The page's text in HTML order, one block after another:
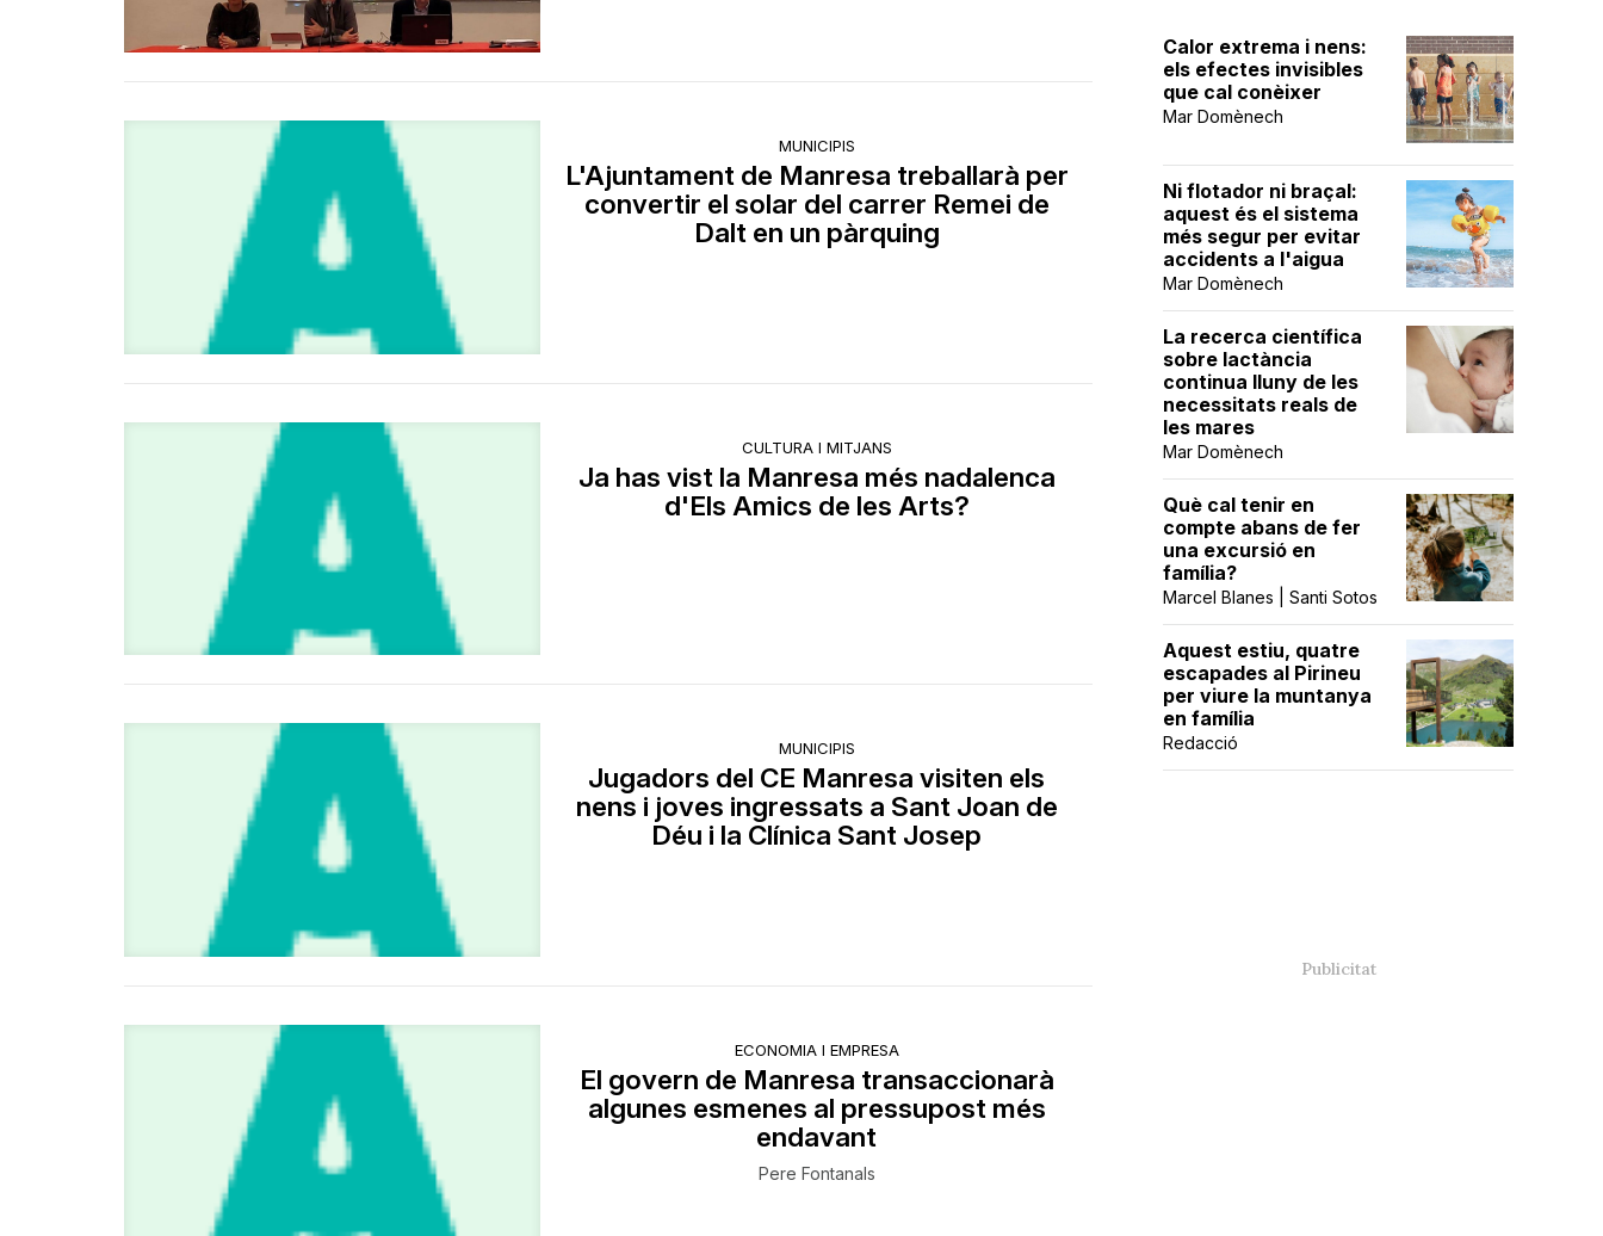
MUNICIPIS
L'Ajuntament de Manresa treballarà per
convertir el solar del carrer Remei de
Dalt en un pàrquing
CULTURA I MITJANS
Ja has vist la Manresa més nadalenca
d'Els Amics de les Arts?
MUNICIPIS
Jugadors del CE Manresa visiten els
nens i joves ingressats a Sant Joan de
Déu i la Clínica Sant Josep
ECONOMIA I EMPRESA
El govern de Manresa transaccionarà
algunes esmenes al pressupost més
endavant
Pere Fontanals
Calor extrema i nens:
els efectes invisibles
que cal conèixer
Mar Domènech
Ni flotador ni braçal:
aquest és el sistema
més segur per evitar
accidents a l'aigua
Mar Domènech
La recerca científica
sobre lactància
continua lluny de les
necessitats reals de
les mares
Mar Domènech
Què cal tenir en
compte abans de fer
una excursió en
família?
Marcel Blanes | Santi Sotos
Aquest estiu, quatre
escapades al Pirineu
per viure la muntanya
en família
Redacció